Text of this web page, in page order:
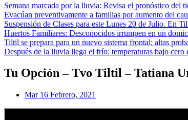
Semana marcada por la lluvia: Revisa el pronóstico del
Evacúan preventivamente a familias por aumento del
Suspensión de Clases para este Lunes 20 de Julio. En
Huertos Familiares: Desconocidos irrumpen en un
Tiltil se prepara para un nuevo sistema frontal: altas
Después de la lluvia llega el frío: temperaturas bajo cero
Tu Opción – Tvo Tiltil – Tatiana
Mar 16 Febrero, 2021